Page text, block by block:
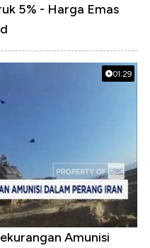
5% - Harga Emas
01:29
Amunisi